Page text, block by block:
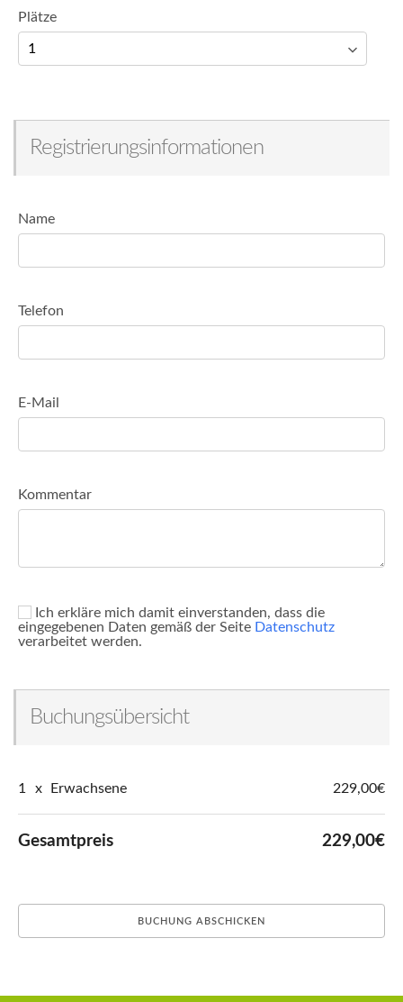
Plätze
Registrierungsinformationen
Name
Telefon
E-Mail
Kommentar
Ich erkläre mich damit einverstanden, dass die
eingegebenen Daten gemäß der Seite Datenschutz
verarbeitet werden.
Buchungsübersicht
1 x Erwachsene 229,00€
Gesamtpreis 229,00€